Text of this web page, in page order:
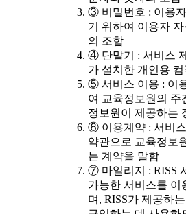
③ 비밀번호 : 이용
기 위하여 이용자
의 조합
④ 단말기 : 서비스
가 설치한 개인용 컴
⑤ 서비스 이용 : 이
여 교육정보원의 주
정보원이 제공하는
⑥ 이용계약 : 서비
약관으로 교육정보
는 계약을 말함
⑦ 마일리지 : RISS
가능한 서비스를 이
며, RISS가 제공하